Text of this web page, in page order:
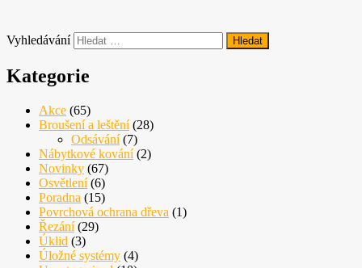
Vyhledávání
Kategorie
Akce (65)
Broušení a leštění(28)
Odsávání(7)
Nábytkové kování(2)
Novinky (67)
Osvětlení(6)
Poradna (15)
Povrchová ochrana dřeva (1)
Řezání(29)
Úklid (3)
Úložné systémy (4)
pro
stránek.
Statistiky
Abychom
mohli
zlepšovat
funkčnost
strukturu
webových
stránek na
základě